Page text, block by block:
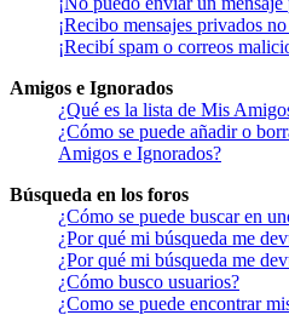
¡Recibo mensajes privados
¡Recibí spam o correos
Amigos e Ignorados
¿Qué es la lista de Mis
¿Cómo se puede añadir o
Amigos e Ignorados?
Búsqueda en los foros
¿Cómo se puede buscar en
¿Por qué mi búsqueda me
¿Por qué mi búsqueda me
¿Cómo busco usuarios?
¿Como se puede encontrar